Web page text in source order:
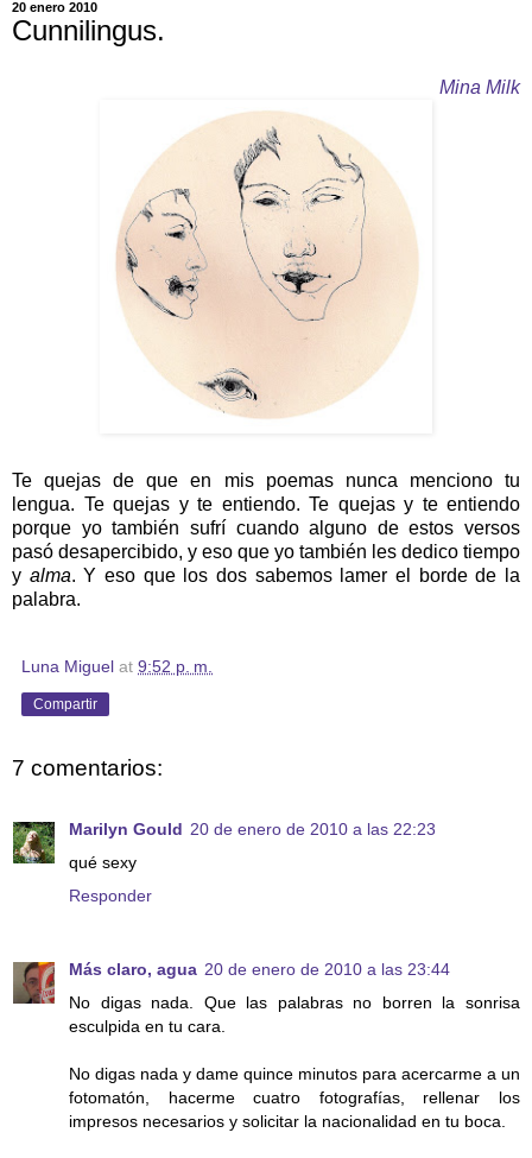
20 enero 2010
Cunnilingus.
Mina Milk
Te quejas de que en mis poemas nunca menciono tu
lengua. Te quejas y te entiendo. Te quejas y te entiendo
porque yo también sufrí cuando alguno de estos versos
pasó desapercibido, y eso que yo también les dedico tiempo
y alma. Y eso que los dos sabemos lamer el borde de la
palabra.
Luna Miguel at 9:52 p. m.
Compartir
7 comentarios:
Marilyn Gould 20 de enero de 2010 a las 22:23
qué sexy
Responder
Más claro, agua 20 de enero de 2010 a las 23:44
No digas nada. Que las palabras no borren la sonrisa
esculpida en tu cara.
No digas nada y dame quince minutos para acercarme a un
fotomatón, hacerme cuatro fotografías, rellenar los
impresos necesarios y solicitar la nacionalidad en tu boca.